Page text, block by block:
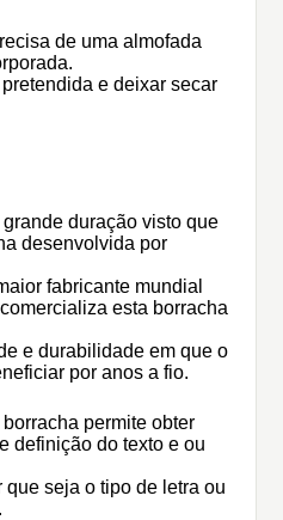
de uma almofada
e deixar secar
duração visto que
desenvolvida por
fabricante mundial
esta borracha
e durabilidade em que o
por anos a fio.
permite obter
definição do texto e ou
que seja o tipo de letra ou